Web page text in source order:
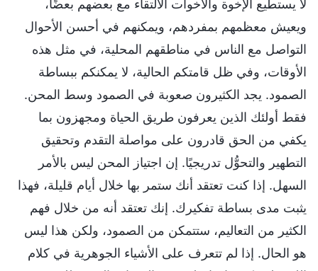
لا يستطيع الإخوة والأخوات الالتقاء مع بعضهم بعضًا،
ويعيش معظمهم بمفردهم، ويمكنهم في أحسن الأحوال
التواصل مع الناس في مناطقهم المحلية، في مثل هذه
الأوقات، وفي ظل قامتكم الحالية، لا يمكنكم ببساطة
الصمود. يجد الكثيرون صعوبة في الصمود وسط المحن.
فقط أولئك الذين يعرفون طريق الحياة ومجهزون بما
يكفي من الحق قادرون على مواصلة التقدم وتحقيق
التطهير والتحوُّل تدريجيًا. إن اجتياز المحن ليس بالأمر
السهل. إذا كنت تعتقد أنك ستمر بها خلال أيام قليلة، فهذا
يثبت مدى بساطة تفكيرك. إنك تعتقد أنه من خلال فهم
الكثير من التعاليم، ستتمكن من الصمود، ولكن هذا ليس
هو الحال. إذا لم تتعرف على الأشياء الجوهرية في كلام